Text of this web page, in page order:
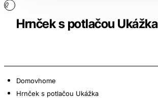
0
Hrnček s potlačou Ukážka
Domovhome
Hrnček s potlačou Ukážka